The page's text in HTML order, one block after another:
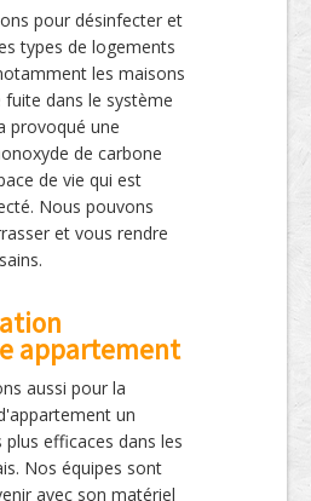
pour désinfecter et
types de logements
les maisons
fuite dans le système
provoqué une
de carbone
de vie qui est
Nous pouvons
et vous rendre
appartement
aussi pour la
un
efficaces dans les
Nos équipes sont
avec son matériel